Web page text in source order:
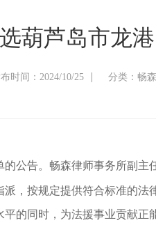
葫芦岛市龙
时间：2024/10/25 分类：畅
公告。畅森律师事务所副主
，按规定提供符合标准的
的同时，为法援事业贡献正